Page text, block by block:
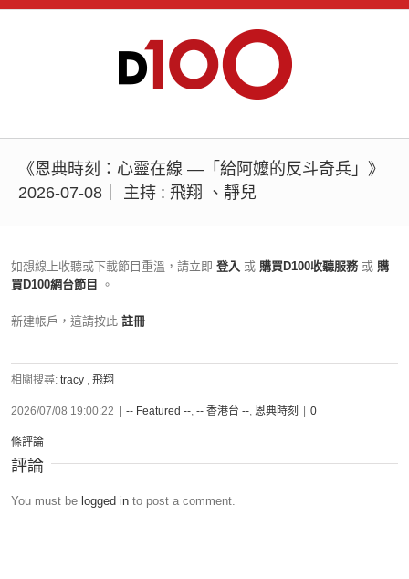
《恩典時刻：心靈在線 —「給阿嬤的反斗奇兵」》
2026-07-08｜ 主持 : 飛翔 、靜兒
如想線上收聽或下載節目重溫，請立即 登入 或 購買D100收聽服務 或 購
買D100網台節目
。
新建帳戶，這請按此 註冊
相關搜尋: tracy , 飛翔
2026/07/08 19:00:22 -- Featured --, -- 香港台 --, 恩典時刻 0
條評論
評論
You must be logged in to post a comment.